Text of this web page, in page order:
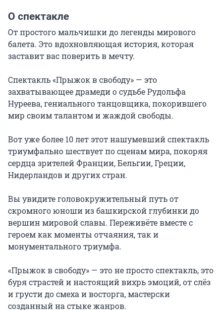
О спектакле
От простого мальчишки до легенды мирового
балета. Это вдохновляющая история, которая
заставит вас поверить в мечту.
Спектакль «Прыжок в свободу» — это
захватывающее драмеди о судьбе Рудольфа
Нуреева, гениального танцовщика, покорившего
мир своим талантом и жаждой свободы.
Вот уже более 10 лет этот нашумевший спектакль
триумфально шествует по сценам мира, покоряя
сердца зрителей Франции, Бельгии, Греции,
Нидерландов и других стран.
Вы увидите головокружительный путь от
скромного юноши из башкирской глубинки до
вершин мировой славы. Переживёте вместе с
героем как моменты отчаяния, так и
монументального триумфа.
«Прыжок в свободу» — это не просто спектакль, это
буря страстей и настоящий вихрь эмоций, от слёз
и грусти до смеха и восторга, мастерски
созданный на стыке жанров.